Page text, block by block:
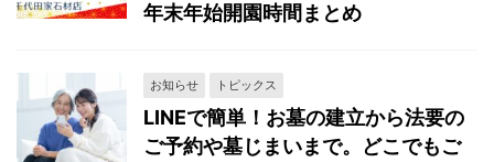
年末年始開園時間まとめ
お知らせ トピックス
LINEで簡単！お墓の建立から法要の
ご予約や墓じまいまで。どこでもご